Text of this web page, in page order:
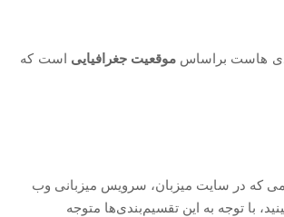
هاست براساسموقعیت جغرافیایی است که
که در سایت میزبان، سرویس میزبانی وب
با توجه به این تقسیم‌بندی‌ها متوجه